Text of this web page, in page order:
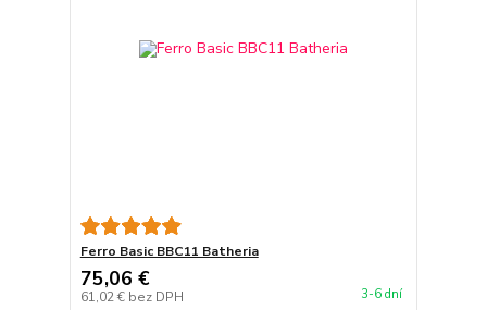
Ferro Basic BBC11 Batheria
75,06 €
61,02 € bez DPH 3-6 dní